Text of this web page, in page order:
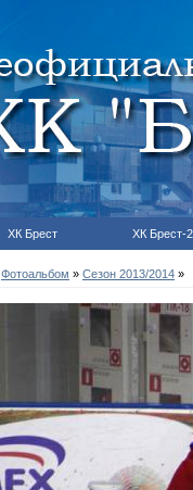
ХК Брест ХК Брест-2
Фотоальбом » Сезон 2013/2014 »